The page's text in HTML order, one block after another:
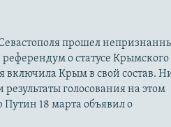
прошел
о статусе Крымского
включила Крым в свой состав.
голосования на этом
18 марта объявил о